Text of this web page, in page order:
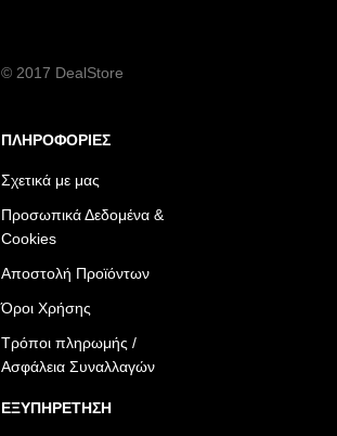
© 2017 DealStore
ΠΛΗΡΟΦΟΡΙΕΣ
Σχετικά με μας
Προσωπικά Δεδομένα &
Cookies
Αποστολή Προϊόντων
Όροι Χρήσης
Τρόποι πληρωμής /
Ασφάλεια Συναλλαγών
ΕΞΥΠΗΡΕΤΗΣΗ